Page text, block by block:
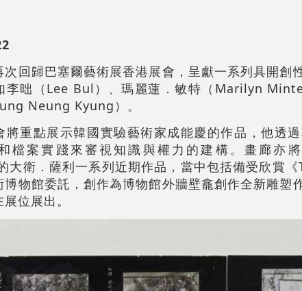
次回歸巴塞爾藝術展香港展會，呈獻一系列具開創
李昢（ Lee Bul ）、瑪麗蓮．敏特（ Marilyn
Neung Kyung ）。
將重點展示韓國實驗藝術家成能慶的作品，他透
檔案實踐來審視知識與權力的建構。畫廊亦
大衛．薩利一系列近期作品，當中包括備受欣賞
博物館委託，創作為博物館外牆壁龕創作全新雕塑
位展出。